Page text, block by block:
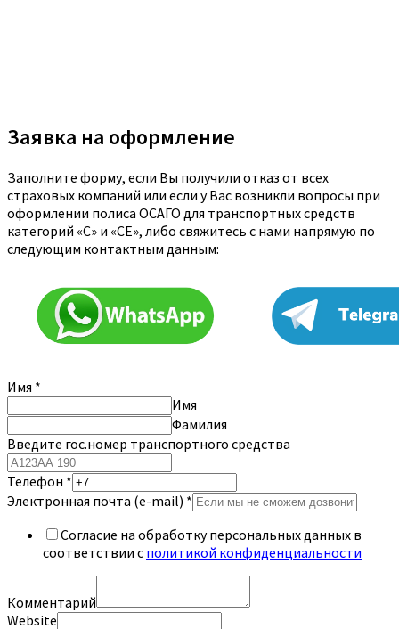
Заявка на оформление
Заполните форму, если Вы получили отказ от всех
страховых компаний или если у Вас возникли вопросы при
оформлении полиса ОСАГО для транспортных средств
категорий «C» и «CE», либо свяжитесь с нами напрямую по
следующим контактным данным:
Имя *
Имя
Фамилия
Введите гос.номер транспортного средства
Телефон *
Электронная почта (e-mail) *
Согласие на обработку персональных данных в
соответствии с политикой конфиденциальности
Комментарий
Website